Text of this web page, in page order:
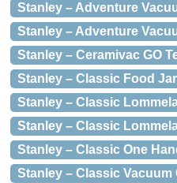
Stanley – Adventure
Stanley – Adventure
Stanley – Ceramivac GO
Stanley – Classic Food
Stanley – Classic
Stanley – Classic
Stanley – Classic One
Stanley – Classic Vacuum